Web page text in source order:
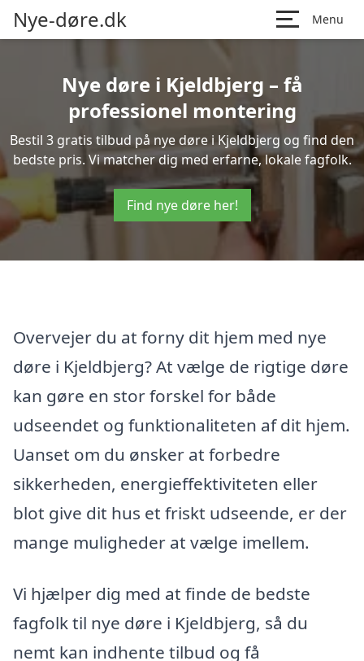
Nye-døre.dk Menu
Nye døre i Kjeldbjerg – få
professionel montering
Bestil 3 gratis tilbud på nye døre i Kjeldbjerg og find den
bedste pris. Vi matcher dig med erfarne, lokale fagfolk.
Find nye døre her!
Overvejer du at forny dit hjem med nye
døre i Kjeldbjerg? At vælge de rigtige døre
kan gøre en stor forskel for både
udseendet og funktionaliteten af dit hjem.
Uanset om du ønsker at forbedre
sikkerheden, energieffektiviteten eller
blot give dit hus et friskt udseende, er der
mange muligheder at vælge imellem.
Vi hjælper dig med at finde de bedste
fagfolk til nye døre i Kjeldbjerg, så du
nemt kan indhente tilbud og få